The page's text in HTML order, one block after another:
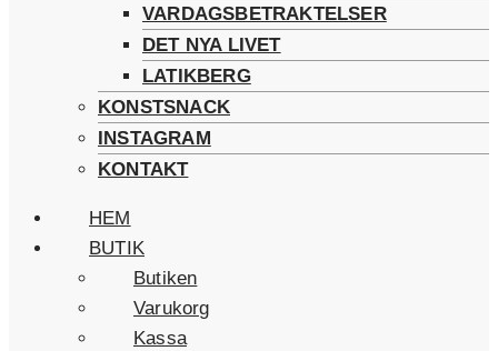
VARDAGSBETRAKTELSER
DET NYA LIVET
LATIKBERG
KONSTSNACK
INSTAGRAM
KONTAKT
HEM
BUTIK
Butiken
Varukorg
Kassa